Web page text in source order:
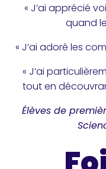
« J’ai apprécié
quand
« J’ai adoré les
« J’ai
tout en
Élèves de